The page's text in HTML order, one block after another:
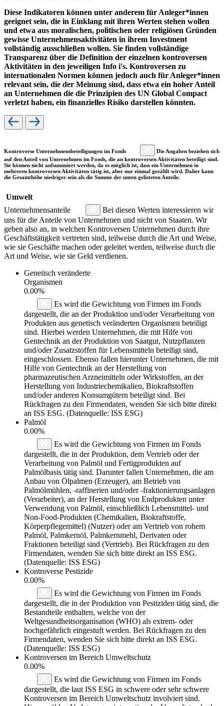
Diese Indikatoren können unter anderem für Anleger*innen
geeignet sein, die in Einklang mit ihren Werten stehen wollen
und etwa aus moralischen, politischen oder religiösen Gründen
gewisse Unternehmensaktivitäten in ihrem Investment
vollständig ausschließen wollen. Sie finden vollständige
Transparenz über die Definition der einzelnen kontroversen
Aktivitäten in den jeweiligen Info i's. Kontroversen zu
internationalen Normen können jedoch auch für Anleger*innen
relevant sein, die der Meinung sind, dass etwa ein hoher Anteil
an Unternehmen die die Prinzipien des UN Global Compact
verletzt haben, ein finanzielles Risiko darstellen könnten.
Kontroverse Unternehmensbeteiligungen im Fonds
Die Angaben beziehen sich
auf den Anteil von Unternehmen im Fonds, die an kontroversen Aktivitäten beteiligt sind.
Sie können nicht aufsummiert werden, da es möglich ist, dass ein Unternehmen in
mehreren kontroversen Aktivitäten tätig ist, aber nur einmal gezählt wird. Daher kann
die Gesamthöhe niedriger sein als die Summe der unten gelisteten Anteile.
Umwelt
Unternehmensanteile
Bei diesen Werten interessieren wir
uns für die Anteile von Unternehmen und nicht von Staaten. Wir
geben also an, in welchen Kontroversen Unternehmen durch ihre
Geschäftstätigkeit vertreten sind, teilweise durch die Art und Weise,
wie sie Geschäfte machen oder geleitet werden, teilweise durch die
Art und Weise, wie sie Geld verdienen.
Genetisch veränderte
Organismen
0.00%
Es wird die Gewichtung von Firmen im Fonds
dargestellt, die an der Produktion und/oder Verarbeitung von
Produkten aus genetisch veränderten Organismen beteiligt
sind. Hierbei werden Unternehmen, die mit Hilfe von
Gentechnik an der Produktion von Saatgut, Nutzpflanzen
und/oder Zusatzstoffen für Lebensmitteln beteiligt sind,
eingeschlossen. Ebenso fallen hierunter Unternehmen, die mit
Hilfe von Gentechnik an der Herstellung von
pharmazeutischen Arzneimitteln oder Wirkstoffen, an der
Herstellung von Industriechemikalien, Biokraftstoffen
und/oder anderen Konsumgütern beteiligt sind. Bei
Rückfragen zu den Firmendaten, wenden Sie sich bitte direkt
an ISS ESG. (Datenquelle: ISS ESG)
Palmöl
0.00%
Es wird die Gewichtung von Firmen im Fonds
dargestellt, die in der Produktion, dem Vertrieb oder der
Verarbeitung von Palmöl und Fertigprodukten auf
Palmölbasis tätig sind. Darunter fallen Unternehmen, die am
Anbau von Ölpalmen (Erzeuger), am Betrieb von
Palmölmühlen, -raffinerien und/oder -fraktionierungsanlagen
(Verarbeiter), an der Herstellung von Endprodukten unter
Verwendung von Palmöl, einschließlich Lebensmittel- und
Non-Food-Produkten (Chemikalien, Biokraftstoffe,
Körperpflegemittel) (Nutzer) oder am Vertrieb von rohem
Palmöl, Palmkernöl, Palmkernmehl, Derivaten oder
Fraktionen beteiligt sind (Vertrieb). Bei Rückfragen zu den
Firmendaten, wenden Sie sich bitte direkt an ISS ESG.
(Datenquelle: ISS ESG)
Kontroverse Pestizide
0.00%
Es wird die Gewichtung von Firmen im Fonds
dargestellt, die in der Produktion von Pestiziden tätig sind, die
Bestandteile enthalten, welche von der
Weltgesundheitsorganisation (WHO) als extrem- oder
hochgefährlich eingestuft werden. Bei Rückfragen zu den
Firmendaten, wenden Sie sich bitte direkt an ISS ESG.
(Datenquelle: ISS ESG)
Kontroversen im Bereich Umweltschutz
0.00%
Es wird die Gewichtung von Firmen im Fonds
dargestellt, die laut ISS ESG in schwere oder sehr schwere
Kontroversen im Bereich Umweltschutz involviert sind.